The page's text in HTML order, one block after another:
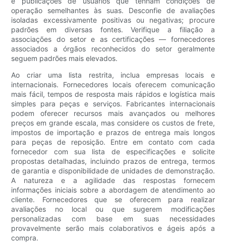
operação semelhantes às suas. Desconfie de avaliações
isoladas excessivamente positivas ou negativas; procure
padrões em diversas fontes. Verifique a filiação a
associações do setor e as certificações — fornecedores
associados a órgãos reconhecidos do setor geralmente
seguem padrões mais elevados.
Ao criar uma lista restrita, inclua empresas locais e
internacionais. Fornecedores locais oferecem comunicação
mais fácil, tempos de resposta mais rápidos e logística mais
simples para peças e serviços. Fabricantes internacionais
podem oferecer recursos mais avançados ou melhores
preços em grande escala, mas considere os custos de frete,
impostos de importação e prazos de entrega mais longos
para peças de reposição. Entre em contato com cada
fornecedor com sua lista de especificações e solicite
propostas detalhadas, incluindo prazos de entrega, termos
de garantia e disponibilidade de unidades de demonstração.
A natureza e a agilidade das respostas fornecem
informações iniciais sobre a abordagem de atendimento ao
cliente. Fornecedores que se oferecem para realizar
avaliações no local ou que sugerem modificações
personalizadas com base em suas necessidades
provavelmente serão mais colaborativos e ágeis após a
compra.